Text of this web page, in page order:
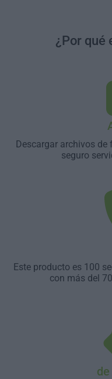
¿Por qué
Descargar archivos de
seguro
Este producto es 100
con más del